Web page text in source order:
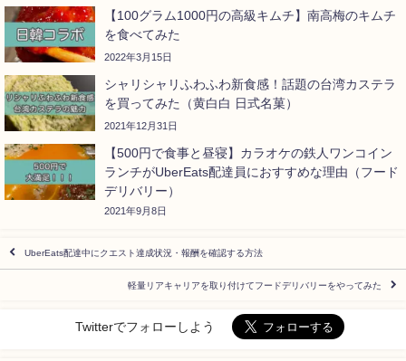
【100グラム1000円の高級キムチ】南高梅のキムチ
を食べてみた
2022年3月15日
シャリシャリふわふわ新食感！話題の台湾カステラ
を買ってみた（黄白白 日式名菓）
2021年12月31日
【500円で食事と昼寝】カラオケの鉄人ワンコイン
ランチがUberEats配達員におすすめな理由（フード
デリバリー）
2021年9月8日
UberEats配達中にクエスト達成状況・報酬を確認する方法
軽量リアキャリアを取り付けてフードデリバリーをやってみた
Twitterでフォローしよう